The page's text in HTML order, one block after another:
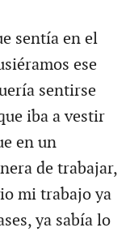
sentía en el
ese
sentirse
iba a vestir
en un
de trabajar,
mi trabajo ya
ya sabía lo